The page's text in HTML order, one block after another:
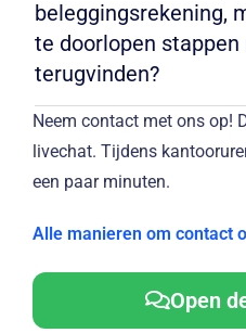
beleggingsrekening,
te doorlopen stappen
terugvinden?
Neem contact met ons op!
livechat. Tijdens
een paar minuten.
Alle manieren om contact
Open